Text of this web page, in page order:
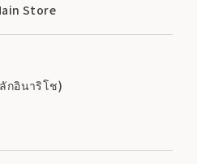
Store
กอินาริโช)